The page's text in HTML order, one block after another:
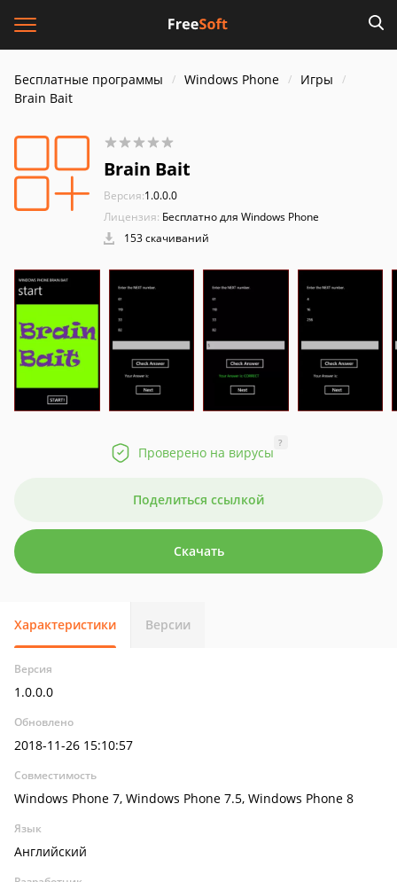
Бесплатные программы Windows Phone
Игры
Brain Bait
Brain Bait
Версия:1.0.0.0
Лицензия: Бесплатно для Windows Phone
153 скачиваний
Проверено на вирусы
?
Поделиться ссылкой
Скачать
Характеристики Версии
Версия
1.0.0.0
Обновлено
2018-11-26 15:10:57
Совместимость
Windows Phone 7, Windows Phone 7.5, Windows Phone 8
Язык
Английский